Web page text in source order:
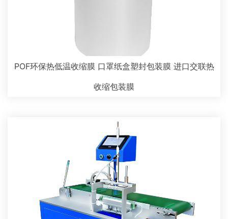
POF环保热低温收缩膜 口罩纸盒塑封包装膜 进口交联热
收缩包装膜